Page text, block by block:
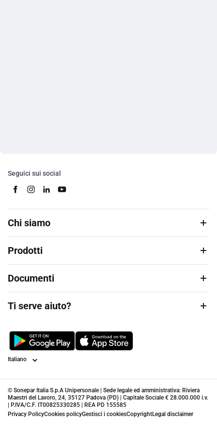
Seguici sui social
Chi siamo
Prodotti
Documenti
Ti serve aiuto?
Lingua
© Sonepar Italia S.p.A Unipersonale | Sede legale ed amministrativa: Riviera
Maestri del Lavoro, 24, 35127 Padova (PD) | Capitale Sociale € 28.000.000 i.v.
| P.IVA/C.F. IT00825330285 | REA PD 155585
Privacy PolicyCookies policyGestisci i cookiesCopyrightLegal disclaimer